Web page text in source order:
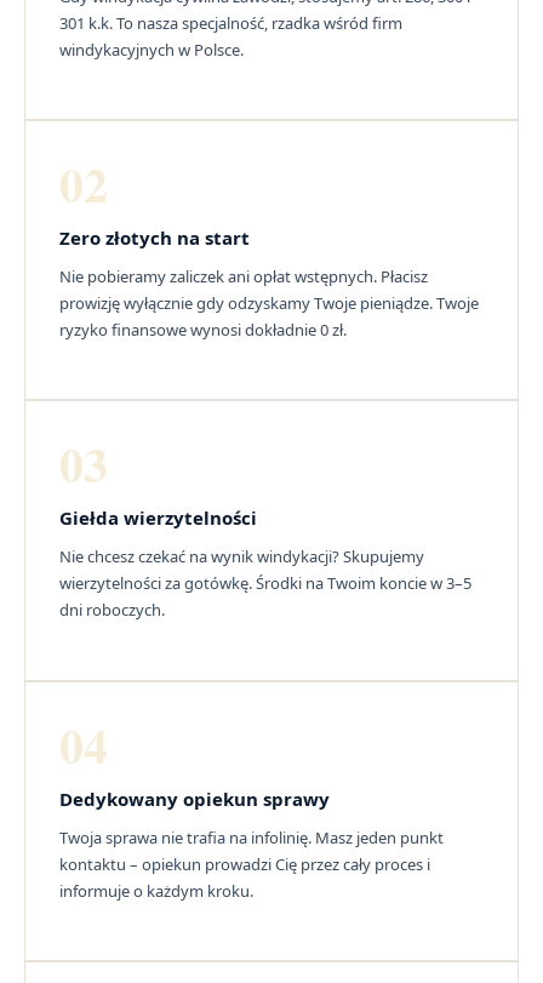
301 k.k. To nasza specjalność, rzadka wśród firm
windykacyjnych w Polsce.
02
Zero złotych na start
Nie pobieramy zaliczek ani opłat wstępnych. Płacisz
prowizję wyłącznie gdy odzyskamy Twoje pieniądze. Twoje
ryzyko finansowe wynosi dokładnie 0 zł.
03
Giełda wierzytelności
Nie chcesz czekać na wynik windykacji? Skupujemy
wierzytelności za gotówkę. Środki na Twoim koncie w 3–5
dni roboczych.
04
Dedykowany opiekun sprawy
Twoja sprawa nie trafia na infolinię. Masz jeden punkt
kontaktu – opiekun prowadzi Cię przez cały proces i
informuje o każdym kroku.